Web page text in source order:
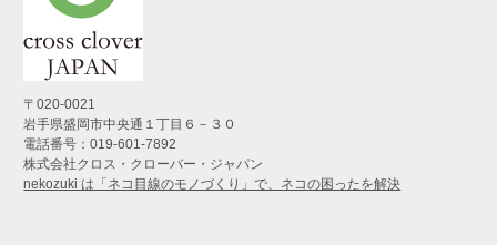
〒020-0021
岩手県盛岡市中央通１丁目６－３０
電話番号：019-601-7892
株式会社クロス・クローバー・ジャパン
nekozuki は「ネコ目線のモノづくり」で、ネコの困ったを解決